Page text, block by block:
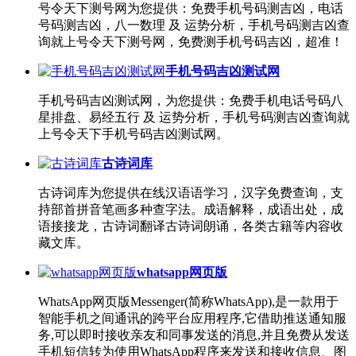
号令天下测号网为您提供：免费手机号码测吉凶，电话
号码测吉凶，八一数理 及 运势分析，手机号码测吉凶查
询就上号令天下测号网，免费测手机号码吉凶，超准！
手机号码吉凶测试网
手机号码吉凶测试网，为您提供：免费手机电话号码八
星排盘、易经五行 及 运势分析，手机号码测吉凶查询就
上号令天下手机号码吉凶测试网。
古诗词库
古诗词库为您提供在线汉语语学习，汉字免费查询，支
持部首拼音笔画多种查字法。成语解释，成语出处，成
语接接龙，古诗词翻译古诗词朗诵，各类古籍等内容收
藏文库。
whatsapp网页版
WhatsApp网页版Messenger(简称WhatsApp),是一款用于
智能手机之间通讯的跨平台应用程序,它借助推送通知服
务,可以即时接收亲友和同事发送的消息,并且免费从发送
手机短信转为使用WhatsApp程序来发送和接收信息、图